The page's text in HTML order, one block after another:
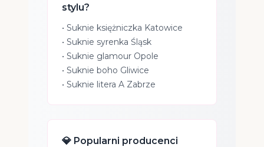
stylu?
• Suknie księżniczka Katowice
• Suknie syrenka Śląsk
• Suknie glamour Opole
• Suknie boho Gliwice
• Suknie litera A Zabrze
💎 Popularni producenci